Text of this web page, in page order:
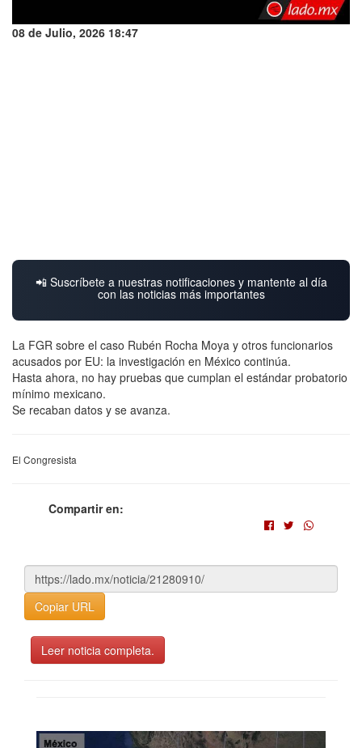
08 de Julio, 2026 18:47
📲 Suscríbete a nuestras notificaciones y mantente al día
con las noticias más importantes
La FGR sobre el caso Rubén Rocha Moya y otros funcionarios
acusados por EU: la investigación en México continúa.
Hasta ahora, no hay pruebas que cumplan el estándar probatorio
mínimo mexicano.
Se recaban datos y se avanza.
El Congresista
Compartir en:
Copiar URL
Leer noticia completa.